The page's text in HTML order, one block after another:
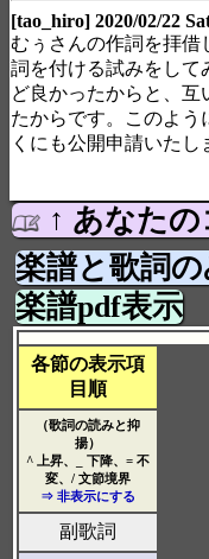
[tao_hiro] 2020/02/22
むぅさんの作詞を拝借
詞を付ける試みをして
ど良かったからと、
たからです。このよ
くにも公開申請いたし
↑ あなた
楽譜と歌詞
楽譜pdf表示
各節の表示項
目順
（歌詞の読みと抑
揚）
^ 上昇、_ 下降、= 不
変、/ 文節境界
⇒ 非表示にする
副歌詞